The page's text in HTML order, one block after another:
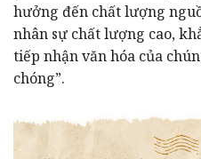
hưởng đến chất lượng
nhân sự chất lượng cao,
tiếp nhận văn hóa của
chóng”.